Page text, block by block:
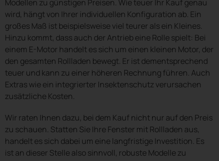
Modellen zu günstigen Preisen. Wie teuer Ihr Kauf genau
wird, hängt von Ihrer individuellen Konfiguration ab. Ein
großes Maß ist beispielsweise viel teurer als ein Kleines.
Hinzu kommt, dass auch der Antrieb eine Rolle spielt: Bei
einem E-Motor handelt es sich um einen kleinen Motor, der
den gesamten Rollladen bewegt. Er ist dementsprechend
teuer und kann zu einer höheren Rechnung führen. Auch
Extras wie ein integrierter Insektenschutz verursachen
zusätzliche Kosten.
Wir raten Ihnen dazu, bei dem Kauf nicht nur auf den Preis
zu schauen. Statten Sie Ihre Fenster mit Rollladen aus,
handelt es sich dabei um eine langfristige Investition. Es
ist an dieser Stelle also sinnvoll, robuste Modelle zu